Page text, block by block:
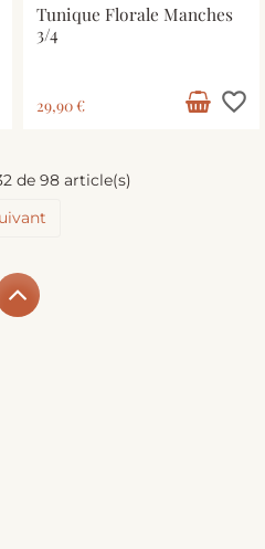
Tunique Florale Manches
3/4
29,90 € favorite_border
de 98 article(s)